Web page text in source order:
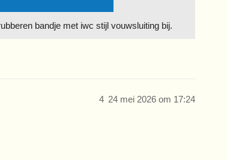
bandje met iwc stijl vouwsluiting bij.
24 mei 2026 om 17:24
4